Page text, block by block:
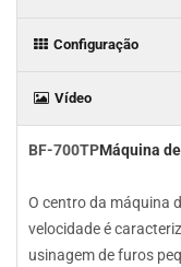
Configuração
Vídeo
BF-700TPMáquina
O centro da máquina
velocidade é
usinagem de furos